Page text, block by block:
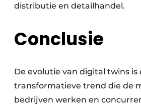
distributie en detailhandel.
Conclusie
De evolutie van digital twins is
transformatieve trend die de
bedrijven werken en